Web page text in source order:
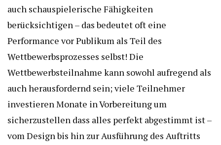
auch schauspielerische Fähigkeiten
berücksichtigen – das bedeutet oft eine
Performance vor Publikum als Teil des
Wettbewerbsprozesses selbst! Die
Wettbewerbsteilnahme kann sowohl aufregend als
auch herausfordernd sein; viele Teilnehmer
investieren Monate in Vorbereitung um
sicherzustellen dass alles perfekt abgestimmt ist –
vom Design bis hin zur Ausführung des Auftritts